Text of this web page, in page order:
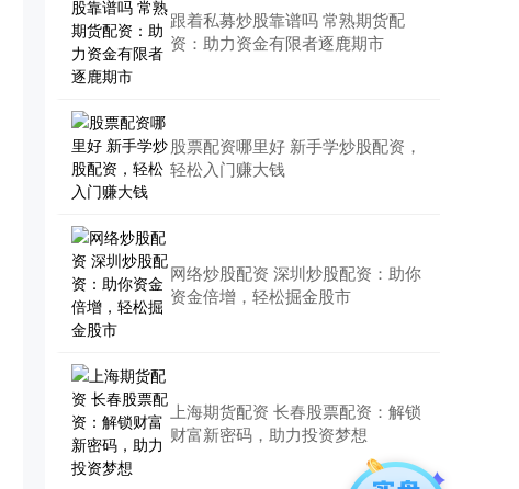
跟着私募炒股靠谱吗 常熟期货配
资：助力资金有限者逐鹿期市
股票配资哪里好 新手学炒股配资，
轻松入门赚大钱
网络炒股配资 深圳炒股配资：助你
资金倍增，轻松掘金股市
上海期货配资 长春股票配资：解锁
财富新密码，助力投资梦想